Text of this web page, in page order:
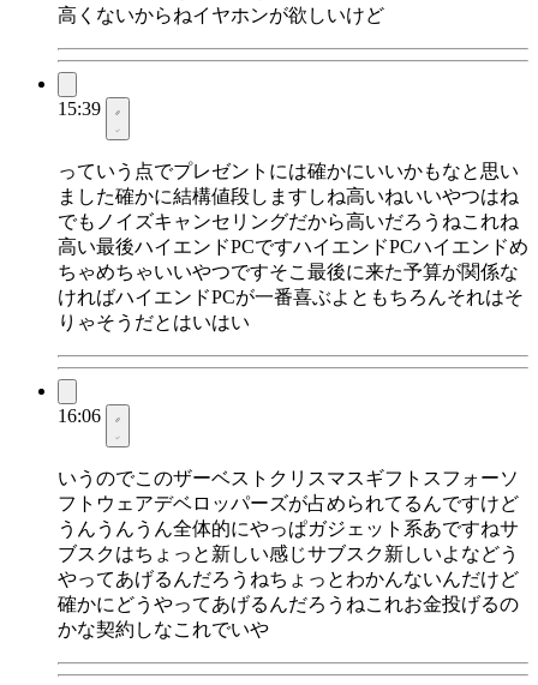
高くないからねイヤホンが欲しいけど
15:39
っていう点でプレゼントには確かにいいかもなと思い
ました確かに結構値段しますしね高いねいいやつはね
でもノイズキャンセリングだから高いだろうねこれね
高い最後ハイエンドPCですハイエンドPCハイエンドめ
ちゃめちゃいいやつですそこ最後に来た予算が関係な
ければハイエンドPCが一番喜ぶよともちろんそれはそ
りゃそうだとはいはい
16:06
いうのでこのザーベストクリスマスギフトスフォーソ
フトウェアデベロッパーズが占められてるんですけど
うんうんうん全体的にやっぱガジェット系あですねサ
ブスクはちょっと新しい感じサブスク新しいよなどう
やってあげるんだろうねちょっとわかんないんだけど
確かにどうやってあげるんだろうねこれお金投げるの
かな契約しなこれでいや